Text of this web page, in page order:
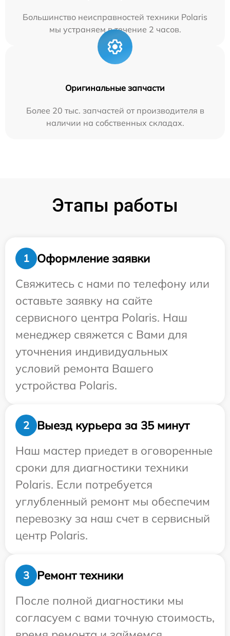
Большинство неисправностей техники Polaris
мы устраняем в течение 2 часов.
Оригинальные запчасти
Более 20 тыс. запчастей от производителя в
наличии на собственных складах.
Этапы работы
1
Оформление заявки
Свяжитесь с нами по телефону или
оставьте заявку на сайте
сервисного центра Polaris. Наш
менеджер свяжется с Вами для
уточнения индивидуальных
условий ремонта Вашего
устройства Polaris.
2
Выезд курьера за 35 минут
Наш мастер приедет в оговоренные
сроки для диагностики техники
Polaris. Если потребуется
углубленный ремонт мы обеспечим
перевозку за наш счет в сервисный
центр Polaris.
3
Ремонт техники
После полной диагностики мы
согласуем с вами точную стоимость,